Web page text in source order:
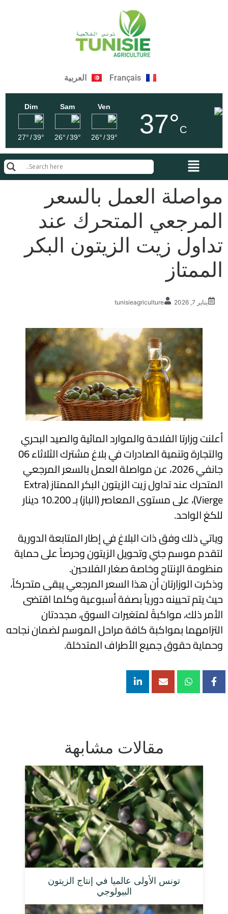
Français العربية
37°C
Ven
39°
/
26°
Sam
39°
/
26°
Dim
39°
/
27°
مواصلة العمل بالسعر
المرجعي المتحرك عند
تداول زيت الزيتون البكر
الممتاز
يناير 7, 2026 tunisieagriculture
أعلنت وزارتا الفلاحة والموارد المائية والصيد البحري
والتجارة وتنمية الصادرات في بلاغ مشترك الثلاثاء 06
جانفي 2026، عن مواصلة العمل بالسعر المرجعي
المتحرك عند تداول زيت الزيتون البكر الممتاز (Extra
Vierge)، على مستوى المعاصر (الباز) بـ 10.200 دينار
للكغ الواحد.
وياتي ذلك وفق ذات البلاغ في إطار المتابعة الدورية
لتقدم موسم جني وتحويل الزيتون وحرصاً على حماية
منظومة الإنتاج وخاصة صغار الفلاحين.
وذكرت الوزارتان أن هذا السعر المرجعي يبقى متحركاً،
حيث يتم تحيينه دورياً بصفة أسبوعية وكلما اقتضى
الأمر ذلك، مواكبةً لمتغيرات السوق، مجددتان
التزامهما بمواكبة كافة مراحل الموسم لضمان نجاحه
وحماية حقوق جميع الأطراف المتدخلة.
مقالات مشابهة
تونس الأولى عالميا في إنتاج الزيتون
البيولوجي